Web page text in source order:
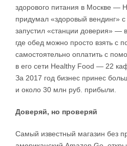
здорового питания в Москве —
придумал «здоровый вендинг»
запустил «станции доверия» —
где обед можно просто взять с
самостоятельно оплатить с
в его сети Healthy Food — 22
За 2017 год бизнес принес
и около 30 млн руб. прибыли.
Доверяй, но проверяй
Самый известный магазин без